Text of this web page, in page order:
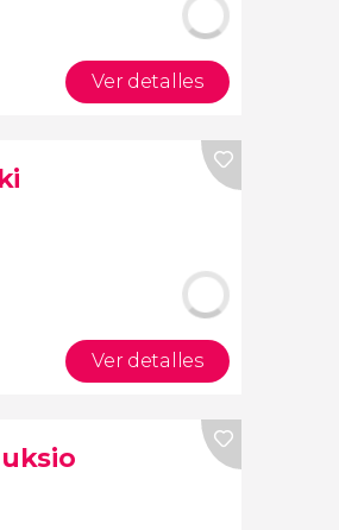
Ver detalles
Ver detalles